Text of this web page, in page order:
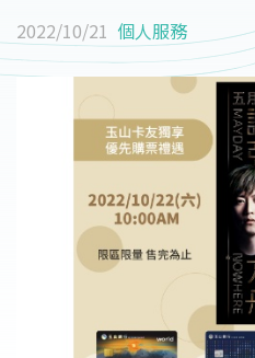
2022/10/21 個人服務